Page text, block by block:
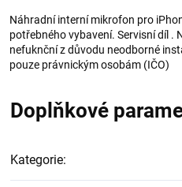
Náhradní interní mikrofon pro
potřebného vybavení. Servisní díl .
nefuknční z důvodu neodborné
pouze právnickým osobám (IČO)
Doplňkové
Kategorie: